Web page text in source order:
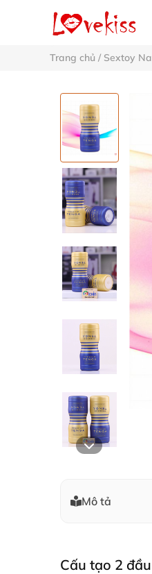
Trang chủ / Sextoy
Mô tả
Cấu tạo 2